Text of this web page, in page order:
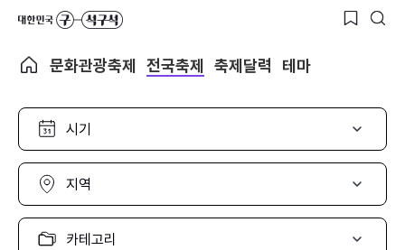
문화관광축제 전국축제 축제달력 테마
시
선
택
지
선
택
카